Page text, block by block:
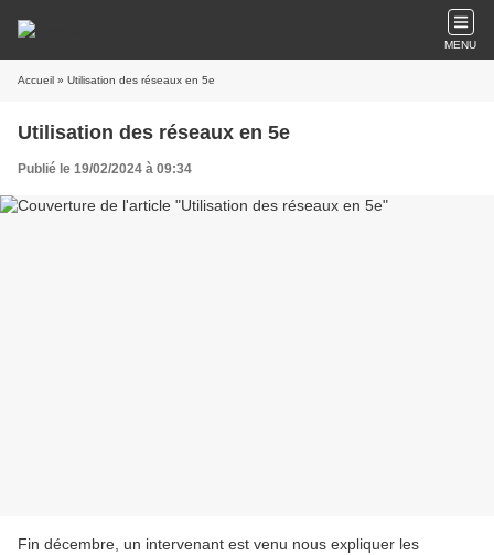
MENU
Accueil » Utilisation des réseaux en 5e
Utilisation des réseaux en 5e
Publié le 19/02/2024 à 09:34
Fin décembre, un intervenant est venu nous expliquer les